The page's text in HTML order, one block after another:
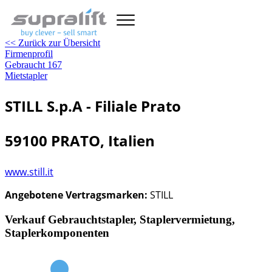
<< Zurück zur Übersicht
Firmenprofil
Gebraucht 167
Mietstapler
STILL S.p.A - Filiale Prato
59100 PRATO, Italien
www.still.it
Angebotene Vertragsmarken: STILL
Verkauf Gebrauchtstapler, Staplervermietung,
Staplerkomponenten